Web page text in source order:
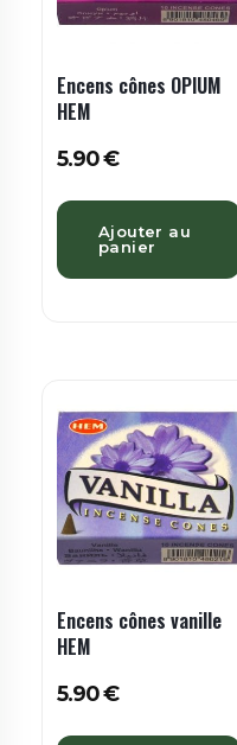
Encens cônes OPIUM
HEM
5.90€
Ajouter au
panier
Encens cônes vanille
HEM
5.90€